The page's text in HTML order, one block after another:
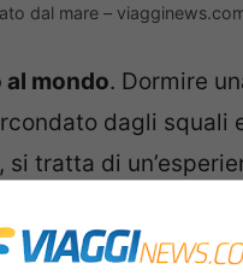
dal mare –
mondo. Dormire
dagli squali
tratta di
di emozioni